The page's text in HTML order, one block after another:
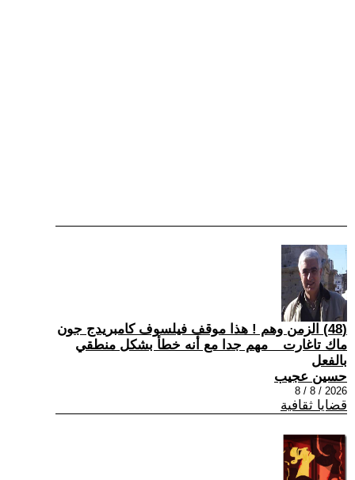
(48) الزمن وهم ! هذا موقف فيلسوف كامبريدج جون
ماك تاغارت _ مهم جدا مع أنه خطأ بشكل منطقي
بالفعل
حسين عجيب
2026 / 8 / 8
قضايا ثقافية